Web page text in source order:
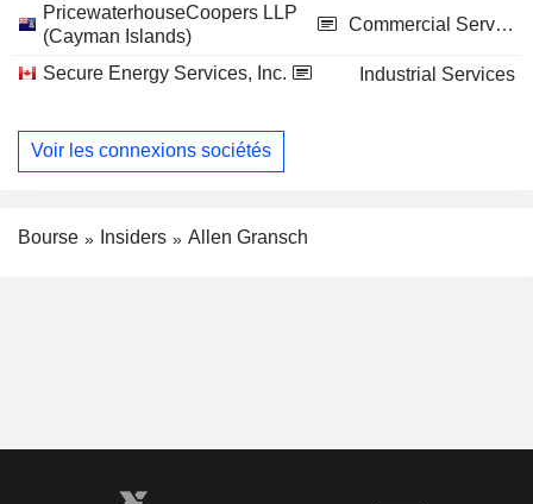
PricewaterhouseCoopers LLP
(Cayman Islands)
Commercial Services
Secure Energy Services, Inc. Industrial Services
Voir les connexions sociétés
Bourse Insiders Allen Gransch